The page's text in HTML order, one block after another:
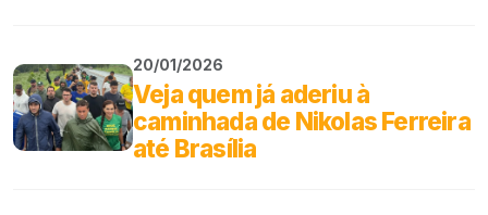
20/01/2026
Veja quem já aderiu à
caminhada de Nikolas Ferreira
até Brasília